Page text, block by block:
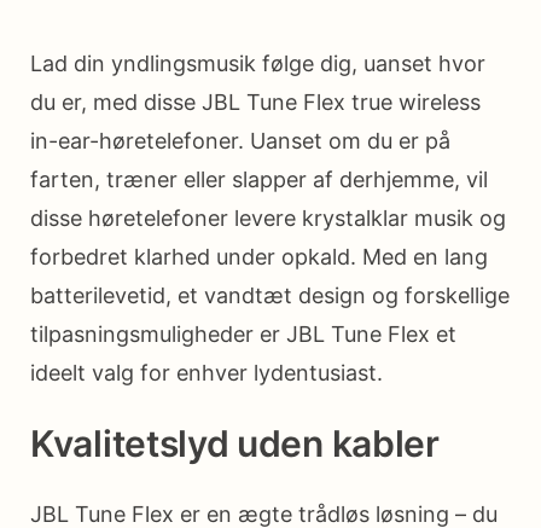
Lad din yndlingsmusik følge dig, uanset hvor
du er, med disse JBL Tune Flex true wireless
in-ear-høretelefoner. Uanset om du er på
farten, træner eller slapper af derhjemme, vil
disse høretelefoner levere krystalklar musik og
forbedret klarhed under opkald. Med en lang
batterilevetid, et vandtæt design og forskellige
tilpasningsmuligheder er JBL Tune Flex et
ideelt valg for enhver lydentusiast.
Kvalitetslyd uden kabler
JBL Tune Flex er en ægte trådløs løsning – du